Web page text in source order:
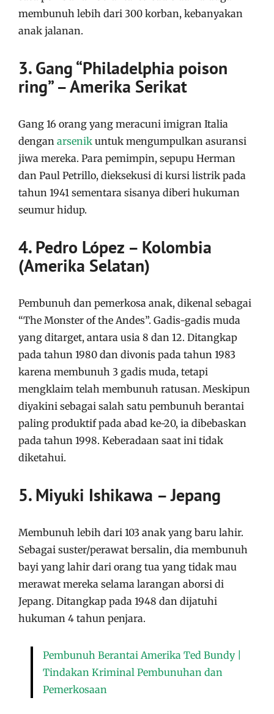
membunuh lebih dari 300 korban, kebanyakan
anak jalanan.
3. Gang “Philadelphia poison
ring” – Amerika Serikat
Gang 16 orang yang meracuni imigran Italia
dengan arsenik untuk mengumpulkan asuransi
jiwa mereka. Para pemimpin, sepupu Herman
dan Paul Petrillo, dieksekusi di kursi listrik pada
tahun 1941 sementara sisanya diberi hukuman
seumur hidup.
4. Pedro López – Kolombia
(Amerika Selatan)
Pembunuh dan pemerkosa anak, dikenal sebagai
“The Monster of the Andes”. Gadis-gadis muda
yang ditarget, antara usia 8 dan 12. Ditangkap
pada tahun 1980 dan divonis pada tahun 1983
karena membunuh 3 gadis muda, tetapi
mengklaim telah membunuh ratusan. Meskipun
diyakini sebagai salah satu pembunuh berantai
paling produktif pada abad ke-20, ia dibebaskan
pada tahun 1998. Keberadaan saat ini tidak
diketahui.
5. Miyuki Ishikawa – Jepang
Membunuh lebih dari 103 anak yang baru lahir.
Sebagai suster/perawat bersalin, dia membunuh
bayi yang lahir dari orang tua yang tidak mau
merawat mereka selama larangan aborsi di
Jepang. Ditangkap pada 1948 dan dijatuhi
hukuman 4 tahun penjara.
Pembunuh Berantai Amerika Ted Bundy |
Tindakan Kriminal Pembunuhan dan
Pemerkosaan